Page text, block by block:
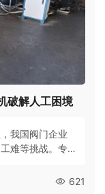
破解人工困境
我国阀门企业
难等挑战。专
增效的关键， 621